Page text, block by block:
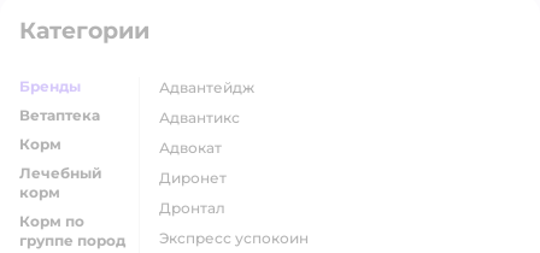
Категории
Бренды
Ветаптека
Корм
Лечебный
корм
Корм по
группе пород
адвантейдж
адвантикс
адвокат
диронет
дронтал
экспресс успокоин